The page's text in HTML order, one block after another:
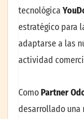
tecnológica
estratégico para
adaptarse a las
actividad
Como Partner
desarrollado